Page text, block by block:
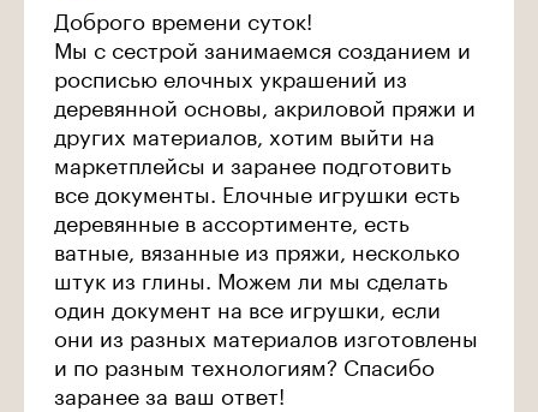
Доброго времени суток!
Мы с сестрой занимаемся созданием и
росписью елочных украшений из
деревянной основы, акриловой пряжи и
других материалов, хотим выйти на
маркетплейсы и заранее подготовить
все документы. Елочные игрушки есть
деревянные в ассортименте, есть
ватные, вязанные из пряжи, несколько
штук из глины. Можем ли мы сделать
один документ на все игрушки, если
они из разных материалов изготовлены
и по разным технологиям? Спасибо
заранее за ваш ответ!